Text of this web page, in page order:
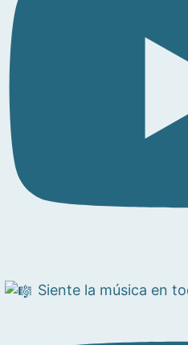
Siente la música en